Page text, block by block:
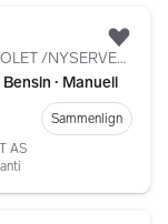
1,2VTI 82HK CABRIOLET /NYSERVET/DAB+/PDC/KLIMA/LED/CC
Bensin ∙ Manuell
Sammenlign
AS